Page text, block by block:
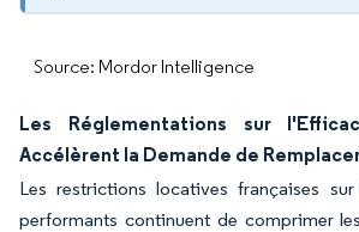
Source: Mordor Intelligence
Les Réglementations sur
Accélèrent la Demande de
Les restrictions locatives françaises
performants continuent de comprimer